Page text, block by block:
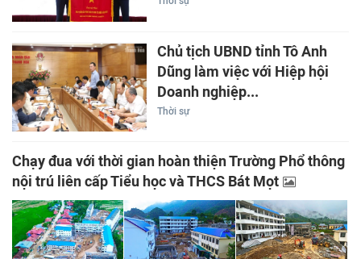
Chủ tịch UBND tỉnh Tô Anh
Dũng làm việc với Hiệp hội
Doanh nghiệp...
Thời sự
Chạy đua với thời gian hoàn thiện Trường Phổ thông
nội trú liên cấp Tiểu học và THCS Bát Mọt